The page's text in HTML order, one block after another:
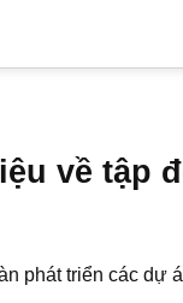
về tập
phát triển các dự